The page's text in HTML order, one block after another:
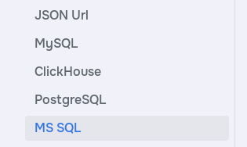
JSON Url
MySQL
ClickHouse
PostgreSQL
MS SQL